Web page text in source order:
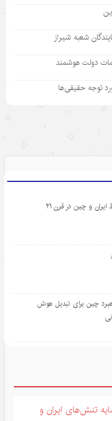
شعبه شیراز
دولت هوشمند
توجه حقیقی‌ها
و چین در قرن ۲۱
چین برای تبدیل هوش
تنش‌های ایران و